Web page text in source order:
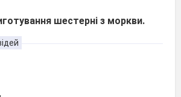
шестерні з моркви.